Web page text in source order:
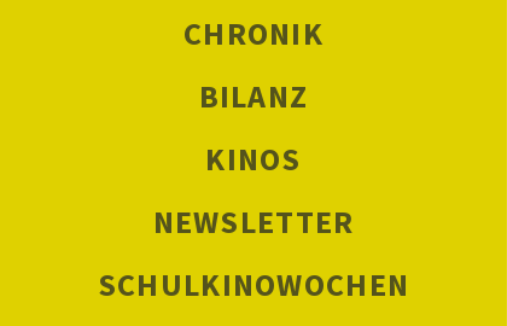
CHRONIK
BILANZ
KINOS
NEWSLETTER
SCHULKINOWOCHEN